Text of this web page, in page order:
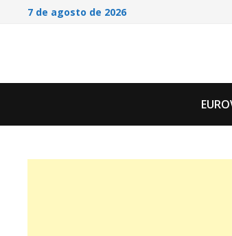
Saltar7 de agosto de 2026